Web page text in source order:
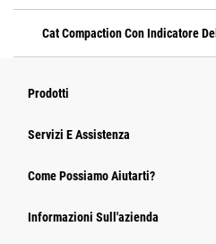
Cat Compaction Con Indicatore
Prodotti
Servizi E Assistenza
Come Possiamo Aiutarti?
Informazioni Sull'azienda